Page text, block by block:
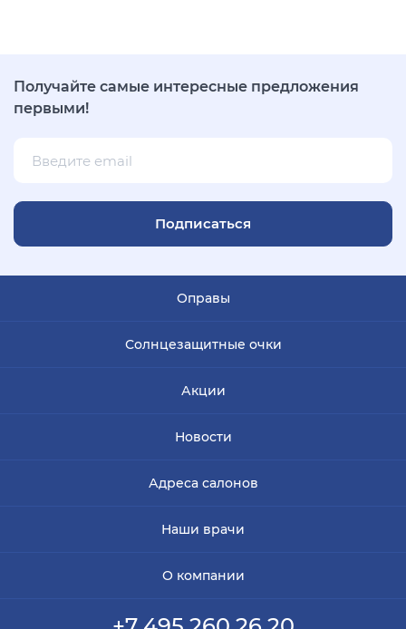
Получайте самые интересные предложения
первыми!
Подписаться
Оправы
Солнцезащитные очки
Акции
Новости
Адреса салонов
Наши врачи
О компании